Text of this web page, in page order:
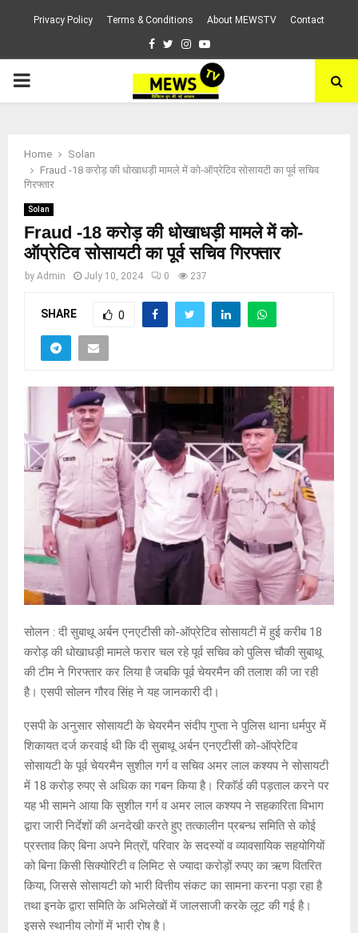
Privacy Policy Terms & Conditions About MEWSTV Contact
Facebook
TwitterInstagram
Youtube
PRIMARY
Home
Solan
Fraud -18 करोड़ की धोखाधड़ी मामले में को-ऑप्रेटिव सोसायटी का पूर्व सचिव
गिरफ्तार
Solan
Fraud -18 करोड़ की धोखाधड़ी मामले में को-
ऑप्रेटिव सोसायटी का पूर्व सचिव गिरफ्तार
by Admin July 10, 2024 0 237
SHARE 0
सोलन : दी सुबाथू अर्बन एनएटीसी को-ऑप्रेटिव सोसायटी में हुई करीब 18
करोड़ की धोखाधड़ी मामले फरार चल रहे पूर्व सचिव को पुलिस चौकी सुबाथू
की टीम ने गिरफ्तार कर लिया है जबकि पूर्व चेयरमैन की तलाश की जा रही
है। एसपी सोलन गौरव सिंह ने यह जानकारी दी।
एसपी के अनुसार सोसायटी के चेयरमैन संदीप गुप्ता ने पुलिस थाना धर्मपुर में
शिकायत दर्ज करवाई थी कि दी सुबाथू अर्बन एनएटीसी को-ऑप्रेटिव
सोसायटी के पूर्व चेयरमैन सुशील गर्ग व सचिव अमर लाल कश्यप ने सोसायटी
में 18 करोड़ रुपए से अधिक का गबन किया है। रिकाॅर्ड की पड़ताल करने पर
यह भी सामने आया कि सुशील गर्ग व अमर लाल कश्यप ने सहकारिता विभाग
द्वारा जारी निर्देशों की अनदेखी करते हुए तत्कालीन प्रबन्ध समिति से कोई
प्रस्ताव किए बिना अपने मित्रों, परिवार के सदस्यों व व्यावसायिक सहयोगियों
को बिना किसी सिक्योरिटी व लिमिट से ज्यादा करोड़ों रुपए का ऋण वितरित
किया, जिससे सोसायटी को भारी वित्तीय संकट का सामना करना पड़ा रहा है
तथा इनके द्वारा समिति के अभिलेखों में जालसाजी करके लूट की गई है।
इससे स्थानीय लोगों में भारी रोष है।